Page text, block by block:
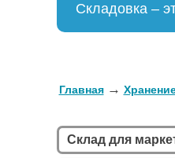
Складовка –
Главная→
Склад для